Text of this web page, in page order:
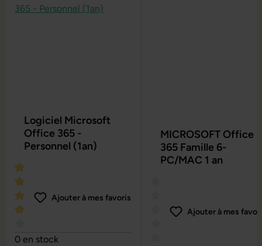
Logiciel Microsoft
Office 365 -
Personnel (1an)
Note moyenne de 4 sur 5 étoiles
Ajouter à mes favoris
0 en stock
MICROSOFT Office
365 Famille 6-
PC/MAC 1 an
Ajouter à mes